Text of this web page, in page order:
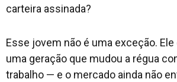
carteira assinada?
Esse jovem não é uma exceção.
uma geração que mudou a régua
trabalho — e o mercado ainda não